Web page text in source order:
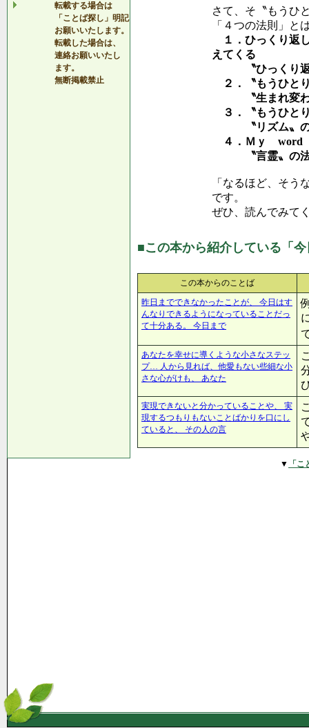
転載する場合は
「ことば探し」明記
お願いいたします。
転載した場合は、
連絡お願いいたし
ます。
無断掲載禁止
さて、そ〝もうひ
「４つの法則」と
１．ひっくり返
えてくる
〝ひっくり返
２．〝もうひと
〝生まれ変わ
３．〝もうひと
〝リズム〟の
４．Ｍｙ
〝言霊〟の
「なるほど、そ
です。
ぜひ、読んでみて
■この本から紹介している「
この本からのことば
昨日までできなかったことが、 今日はす
んなりできるようになっていることだっ
て十分ある。 今日まで
あなたを幸せに導くような小さなステッ
プ… 人から見れば、他愛もない些細な小
さな心がけも、 あなた
実現できないと分かっていることや、 実
現するつもりもないことばかりを口にし
ていると、 その人の言
▼ 「